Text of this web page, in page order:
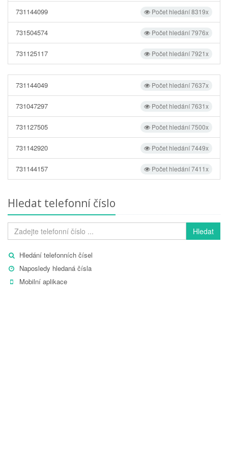
Počet hledání 8319x
731144099
Počet hledání 7976x
731504574
Počet hledání 7921x
731125117
Počet hledání 7637x
731144049
Počet hledání 7631x
731047297
Počet hledání 7500x
731127505
Počet hledání 7449x
731142920
Počet hledání 7411x
731144157
Hledat telefonní číslo
Hledat
Hledání telefonních čísel
Naposledy hledaná čísla
Mobilní aplikace